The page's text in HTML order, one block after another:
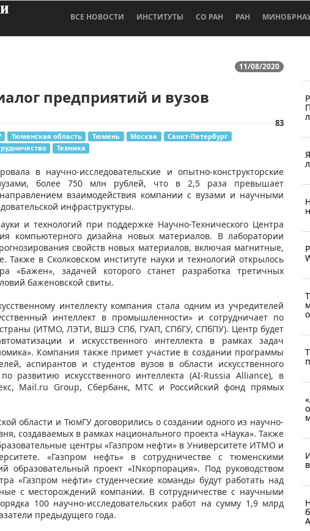
ВСЕ НОВОСТИ ИНСТИТУТЫ СО РАН РАН
11/08/2020
предприятий и вузов
83
Тюменская область Тюмень Москва
Санкт-Петербург
Техника
в научно-исследовательские и опытно-конструкторские
более 750 млн рублей, что в 2,5 раза превышает
взаимодействия компании с вузами и научными
инфраструктуры.
и технологий при поддержке Научно-Технического Центра
компьютерного дизайна новых материалов. В лаборатории
свойств новых материалов, включая магнитные,
Также в Сколковском институте науки и технологий открылось
«Бажен», задачей которого станет разработка третичных
баженовской свиты.
интеллекту компания стала одним из учредителей
интеллект в промышленности» и сотрудничает по
(ИТМО, ЛЭТИ, ВШЭ СПб, ГУАП, СПбГУ, СПбПУ). Центр будет
и искусственного интеллекта в рамках задач
Компания также примет участие в создании программы
аспирантов и студентов вузов в области искусственного
развитию искусственного интеллекта (AI-Russia Alliance), в
Mail.ru Group, Сбербанк, МТС и Российский фонд прямых
области и ТюмГУ договорились о создании одного из научно-
создаваемых в рамках национального проекта «Наука». Также
центры «Газпром нефти» в Университете ИТМО и
«Газпром нефть» в сотрудничестве с тюменскими
образовательный проект «INкорпорация». Под руководством
«Газпром нефти» студенческие команды будут работать над
с месторождений компании. В сотрудничестве с научными
100 научно-исследовательских работ на сумму 1,9 млрд
предыдущего года.